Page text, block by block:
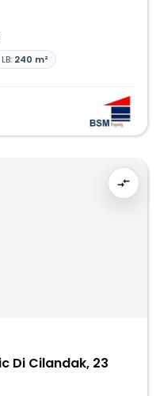
LB: 240 m²
Di Cilandak, 23